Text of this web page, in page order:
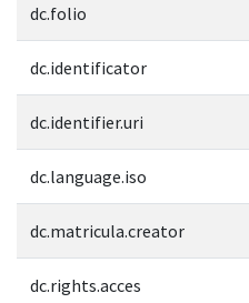
dc.folio
dc.identificator
dc.identifier.uri
dc.language.iso
dc.matricula.creator
dc.rights.acces